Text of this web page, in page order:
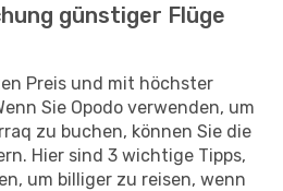
günstiger Flüge
Preis und mit höchster
Sie Opodo verwenden, um
zu buchen, können Sie die
Hier sind 3 wichtige Tipps,
um billiger zu reisen, wenn